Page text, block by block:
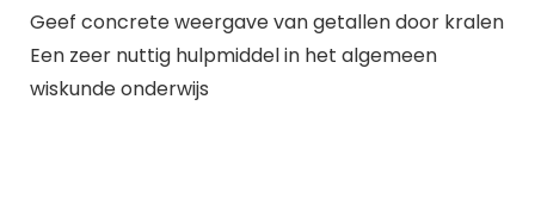
Geef concrete weergave van getallen door kralen
Een zeer nuttig hulpmiddel in het algemeen
wiskunde onderwijs